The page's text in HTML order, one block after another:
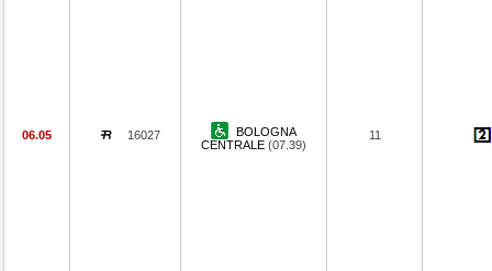
06.05 16027
BOLOGNA
CENTRALE (07.39)
11